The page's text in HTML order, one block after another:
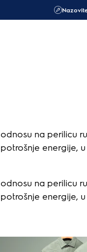
na perilicu
energije,
na perilicu
energije,